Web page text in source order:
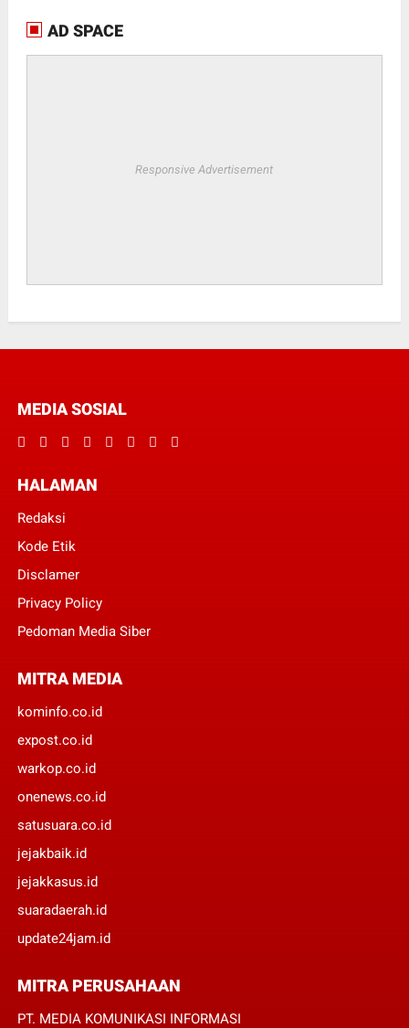
AD SPACE
Responsive Advertisement
MEDIA SOSIAL
HALAMAN
Redaksi
Kode Etik
Disclamer
Privacy Policy
Pedoman Media Siber
MITRA MEDIA
kominfo.co.id
expost.co.id
warkop.co.id
onenews.co.id
satusuara.co.id
jejakbaik.id
jejakkasus.id
suaradaerah.id
update24jam.id
MITRA PERUSAHAAN
PT. MEDIA KOMUNIKASI INFORMASI